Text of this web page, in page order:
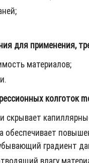
для применения,
материалов;
колготок
скрывает
обеспечивает
градиент